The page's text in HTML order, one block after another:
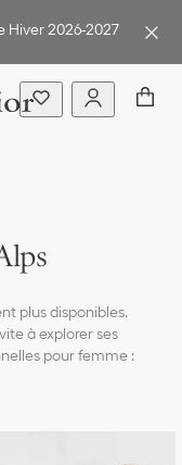
Hiver 2026-2027
plus disponibles.
à explorer ses
pour femme :